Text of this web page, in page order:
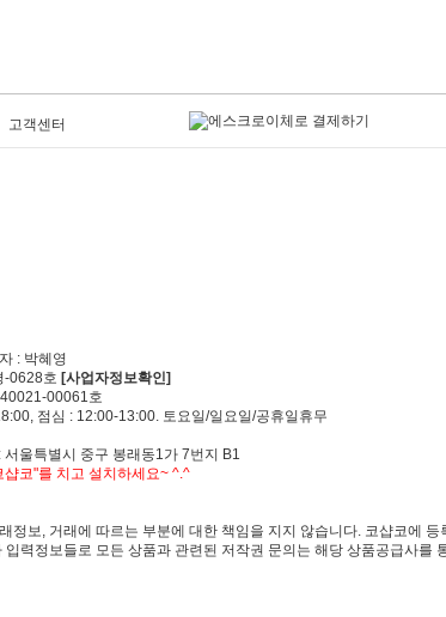
고객센터
: 박혜영
-0628호 [사업자정보확인]
00061호
점심 : 12:00-13:00. 토요일/일요일/공휴일휴무
울특별시 중구 봉래동1가 7번지 B1
코"를 치고 설치하세요~ ^.^
보, 거래에 따르는 부분에 대한 책임을 지지 않습니다. 코샵코에
력정보들로 모든 상품과 관련된 저작권 문의는 해당 상품공급사를